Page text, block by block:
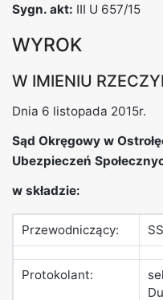
Sygn. akt: III U 657/15
WYROK
W IMIENIU
Dnia 6 listopada 2015r.
Sąd Okręgowy w
Ubezpieczeń
w składzie:
Przewodniczący:
Protokolant: